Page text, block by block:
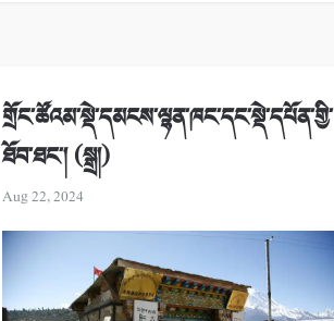
གྲོང་ཚོའམ་སྡེ་དམངས་ལྷན་ཁང་དང་སྡེ་དཔོན་གྱི་
ཐོབ་ཐང་། (སྒྲ།)
Aug 22, 2024